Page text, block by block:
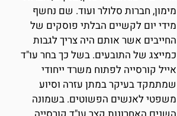
מימון, חברות סלולר ועוד. שם נחשף
מידי יום לקשיים הבלתי פוסקים של
החייבים אשר אותם היה צריך לגבות
כמייצג של התובעים. בשל כך בחר עו"ד
אייל קורסייה לפתוח משרד ייחודי
שמתמקד בעיקר במתן עזרה וסיוע
משפטי לאנשים הפשוטים. בשמונה